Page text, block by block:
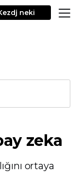
neki
zeka
ortaya